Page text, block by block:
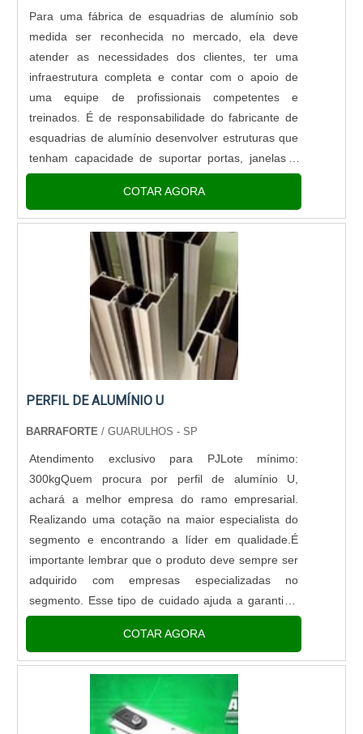
Para uma fábrica de esquadrias de alumínio sob
medida ser reconhecida no mercado, ela deve
atender as necessidades dos clientes, ter uma
infraestrutura completa e contar com o apoio de
uma equipe de profissionais competentes e
treinados. É de responsabilidade do fabricante de
esquadrias de alumínio desenvolver estruturas que
tenham capacidade de suportar portas, janelas e
portões para atender satisfatoriamente às
diferentes necessidades. DEVEM SER
PRODUZIDAS COM ALTA QUALIDADESendo
assim, as esq.
COTAR AGORA
PERFIL DE ALUMÍNIO U
BARRAFORTE / GUARULHOS - SP
Atendimento exclusivo para PJLote mínimo:
300kgQuem procura por perfil de alumínio U,
achará a melhor empresa do ramo empresarial.
Realizando uma cotação na maior especialista do
segmento e encontrando a líder em qualidade.É
importante lembrar que o produto deve sempre ser
adquirido com empresas especializadas no
segmento. Esse tipo de cuidado ajuda a garantir a
qualidade e durabilidade dos materiais, além de
evitar prejuízos com substituições frequentes de
peças defeituosas. Assim, é possível poupar gastos
desnecessários.MAIS INFORMAÇÕES
RELEVANTES SOBRE PERFIL DE ALUMÍNIO
UQuem busca por perfil de alumínio U em uma
COTAR AGORA